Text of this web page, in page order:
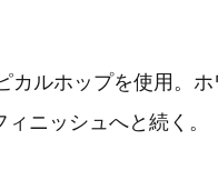
ルホップを使用。ホ
ニッシュへと続く。